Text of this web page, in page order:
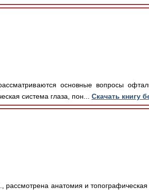
основные вопросы
система глаза, пон... Скачать книгу
анатомия и